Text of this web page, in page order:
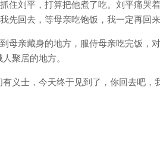
住刘平，打算把他煮了吃。刘平痛哭
先回去，等母亲吃饱饭，我一定再回
亲藏身的地方，服侍母亲吃完饭，
聚居的地方。
义士，今天终于见到了，你回去吧，